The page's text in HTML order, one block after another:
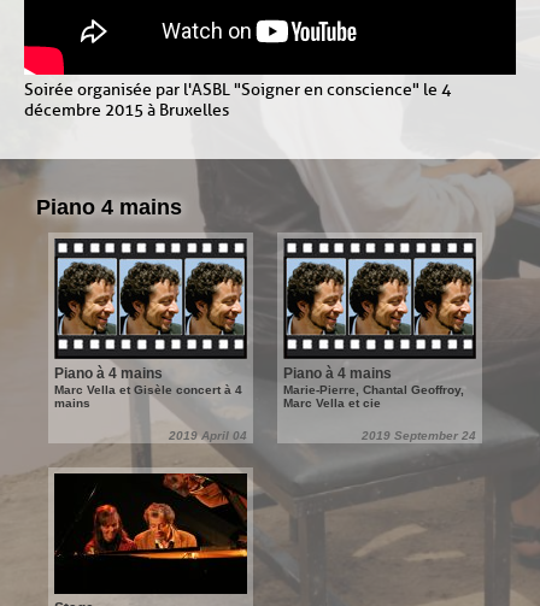
Soirée organisée par l'ASBL "Soigner en conscience" le 4
décembre 2015 à Bruxelles
Piano 4 mains
Piano à 4 mains
Marc Vella et Gisèle concert à 4
mains
2019 April 04
Piano à 4 mains
Marie-Pierre, Chantal Geoffroy,
Marc Vella et cie
2019 September 24